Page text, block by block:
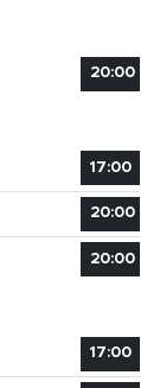
20:00
17:00
20:00
20:00
17:00